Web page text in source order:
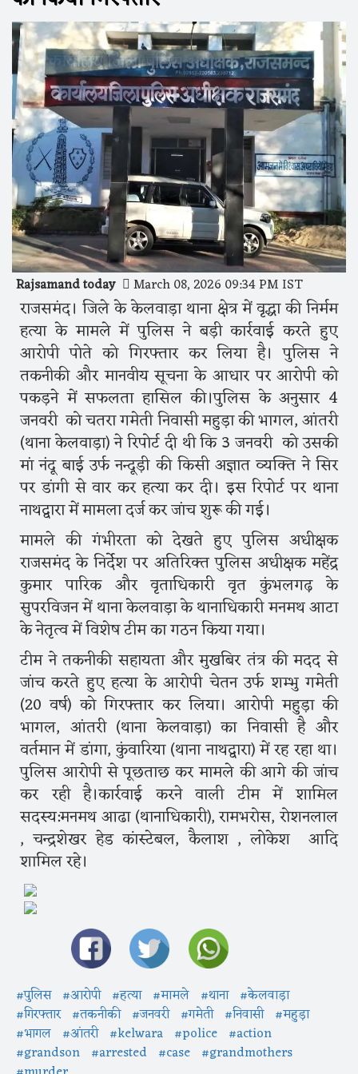
Rajsamand today March 08, 2026 09:34 PM IST
राजसमंद। जिले के केलवाड़ा थाना क्षेत्र में वृद्धा की निर्मम
हत्या के मामले में पुलिस ने बड़ी कार्रवाई करते हुए
आरोपी पोते को गिरफ्तार कर लिया है। पुलिस ने
तकनीकी और मानवीय सूचना के आधार पर आरोपी को
पकड़ने में सफलता हासिल की।पुलिस के अनुसार 4
जनवरी को चतरा गमेती निवासी महुड़ा की भागल, आंतरी
(थाना केलवाड़ा) ने रिपोर्ट दी थी कि 3 जनवरी को उसकी
मां नंदू बाई उर्फ नन्दूड़ी की किसी अज्ञात व्यक्ति ने सिर
पर डांगी से वार कर हत्या कर दी। इस रिपोर्ट पर थाना
नाथद्वारा में मामला दर्ज कर जांच शुरू की गई।
मामले की गंभीरता को देखते हुए पुलिस अधीक्षक
राजसमंद के निर्देश पर अतिरिक्त पुलिस अधीक्षक महेंद्र
कुमार पारिक और वृताधिकारी वृत कुंभलगढ़ के
सुपरविजन में थाना केलवाड़ा के थानाधिकारी मनमथ आटा
के नेतृत्व में विशेष टीम का गठन किया गया।
टीम ने तकनीकी सहायता और मुखबिर तंत्र की मदद से
जांच करते हुए हत्या के आरोपी चेतन उर्फ शम्भु गमेती
(20 वर्ष) को गिरफ्तार कर लिया। आरोपी महुड़ा की
भागल, आंतरी (थाना केलवाड़ा) का निवासी है और
वर्तमान में डांगा, कुंवारिया (थाना नाथद्वारा) में रह रहा था।
पुलिस आरोपी से पूछताछ कर मामले की आगे की जांच
कर रही है।कार्रवाई करने वाली टीम में शामिल
सदस्य:मनमथ आढा (थानाधिकारी), रामभरोस, रोशनलाल
, चन्द्रशेखर हेड कांस्टेबल, कैलाश , लोकेश आदि
शामिल रहे।
#पुलिस #आरोपी #हत्या #मामले #थाना #केलवाड़ा
#गिरफ्तार #तकनीकी #जनवरी #गमेती #निवासी #महुड़ा
#भागल #आंतरी #kelwara #police #action
#grandson #arrested #case #grandmothers